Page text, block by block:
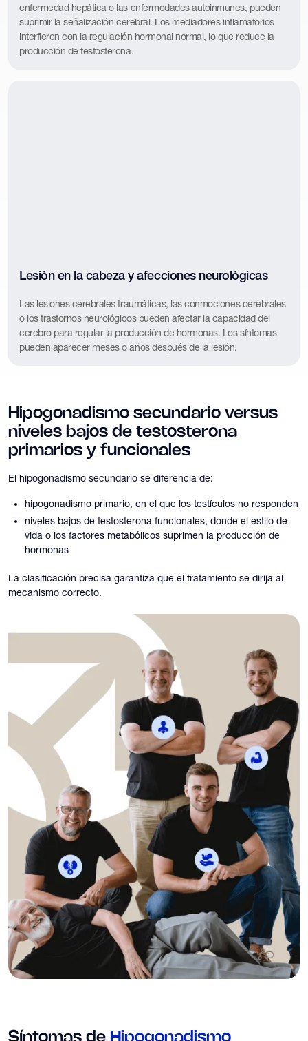
enfermedad hepática o las enfermedades autoinmunes, pueden
suprimir la señalización cerebral. Los mediadores inflamatorios
interfieren con la regulación hormonal normal, lo que reduce la
producción de testosterona.
Lesión en la cabeza y afecciones neurológicas
Las lesiones cerebrales traumáticas, las conmociones cerebrales
o los trastornos neurológicos pueden afectar la capacidad del
cerebro para regular la producción de hormonas. Los síntomas
pueden aparecer meses o años después de la lesión.
Hipogonadismo secundario versus
niveles bajos de testosterona
primarios y funcionales
El hipogonadismo secundario se diferencia de:
hipogonadismo primario, en el que los testículos no responden
niveles bajos de testosterona funcionales, donde el estilo de
vida o los factores metabólicos suprimen la producción de
hormonas
La clasificación precisa garantiza que el tratamiento se dirija al
mecanismo correcto.